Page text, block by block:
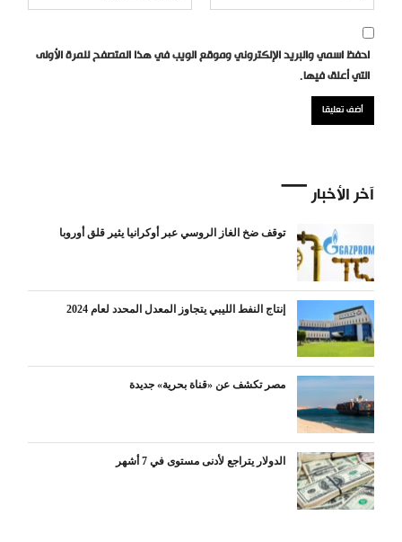
احفظ اسمي والبريد الإلكتروني وموقع الويب في هذا المتصفح للمرة الأولى
التي أعلق فيها.
آخر الأخبار
توقف ضخ الغاز الروسي عبر أوكرانيا يثير قلق أوروبا
إنتاج النفط الليبي يتجاوز المعدل المحدد لعام 2024
مصر تكشف عن «قناة بحرية» جديدة
الدولار يتراجع لأدنى مستوى في 7 أشهر